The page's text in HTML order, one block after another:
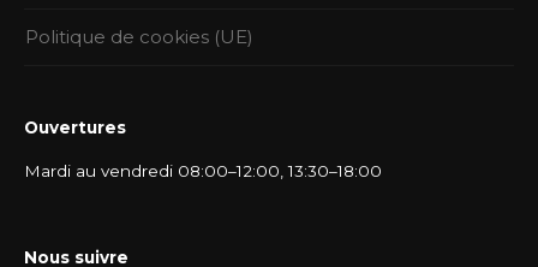
Politique de cookies (UE)
Ouvertures
Mardi au vendredi 08:00–12:00, 13:30–18:00
Nous suivre